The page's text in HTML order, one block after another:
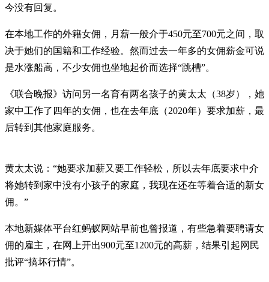
今没有回复。
在本地工作的外籍女佣，月薪一般介于450元至700元之间，取
决于她们的国籍和工作经验。然而过去一年多的女佣薪金可说
是水涨船高，不少女佣也坐地起价而选择“跳槽”。
《联合晚报》访问另一名育有两名孩子的黄太太（38岁），她
家中工作了四年的女佣，也在去年底（2020年）要求加薪，最
后转到其他家庭服务。
黄太太说：“她要求加薪又要工作轻松，所以去年底要求中介
将她转到家中没有小孩子的家庭，我现在还在等着合适的新女
佣。”
本地新媒体平台红蚂蚁网站早前也曾报道，有些急着要聘请女
佣的雇主，在网上开出900元至1200元的高薪，结果引起网民
批评“搞坏行情”。